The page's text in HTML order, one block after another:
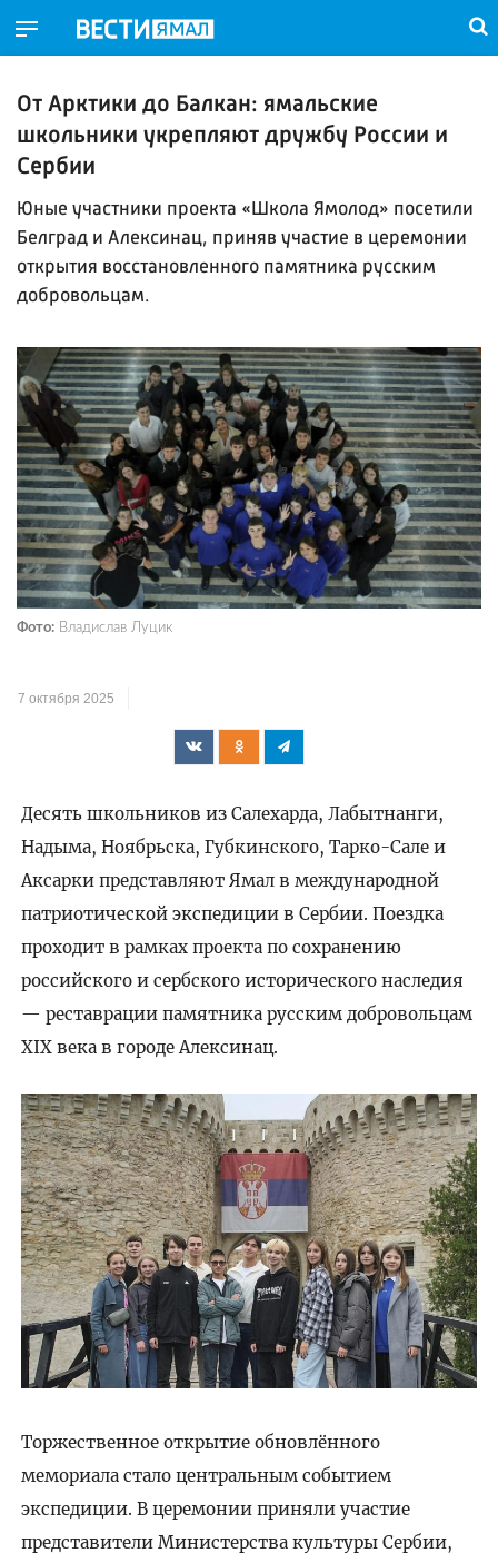
От Арктики до Балкан: ямальские
школьники укрепляют дружбу России и
Сербии
Юные участники проекта «Школа Ямолод» посетили
Белград и Алексинац, приняв участие в церемонии
открытия восстановленного памятника русским
добровольцам.
Фото: Владислав Луцик
7 октября 2025
Десять школьников из Салехарда, Лабытнанги,
Надыма, Ноябрьска, Губкинского, Тарко-Сале и
Аксарки представляют Ямал в международной
патриотической экспедиции в Сербии. Поездка
проходит в рамках проекта по сохранению
российского и сербского исторического наследия
— реставрации памятника русским добровольцам
XIX века в городе Алексинац.
Торжественное открытие обновлённого
мемориала стало центральным событием
экспедиции. В церемонии приняли участие
представители Министерства культуры Сербии,